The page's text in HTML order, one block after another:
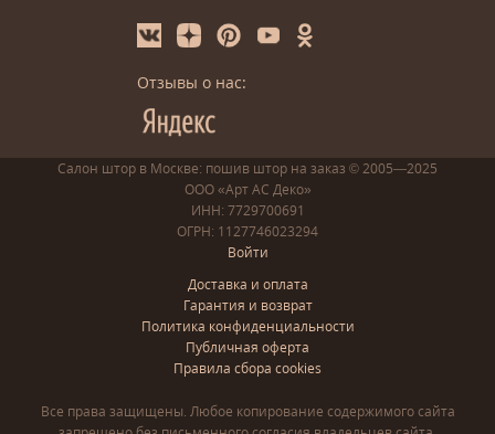
Отзывы о нас:
Салон штор в Москве: пошив штор на заказ © 2005—2025
ООО «Арт АС Деко»
ИНН: 7729700691
ОГРН: 1127746023294
Войти
Доставка и оплата
Гарантия и возврат
Политика конфиденциальности
Публичная оферта
Правила сбора cookies
Все права защищены. Любое копирование содержимого сайта